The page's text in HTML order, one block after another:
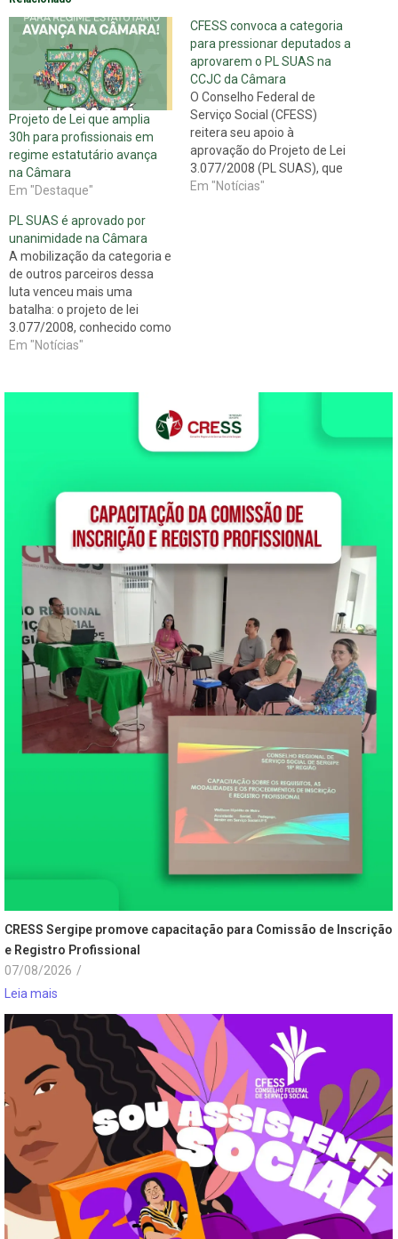
Projeto de Lei que amplia
30h para profissionais em
regime estatutário avança
na Câmara
Em "Destaque"
CFESS convoca a categoria
para pressionar deputados a
aprovarem o PL SUAS na
CCJC da Câmara
O Conselho Federal de
Serviço Social (CFESS)
reitera seu apoio à
aprovação do Projeto de Lei
3.077/2008 (PL SUAS), que
está agora na Comissão de
Em "Notícias"
PL SUAS é aprovado por
unanimidade na Câmara
A mobilização da categoria e
de outros parceiros dessa
luta venceu mais uma
batalha: o projeto de lei
3.077/2008, conhecido como
PL SUAS, teve o parecer
Deputados na última terça-
Em "Notícias"
CRESS Sergipe promove capacitação para Comissão de Inscrição
e Registro Profissional
07/08/2026 /
Leia mais